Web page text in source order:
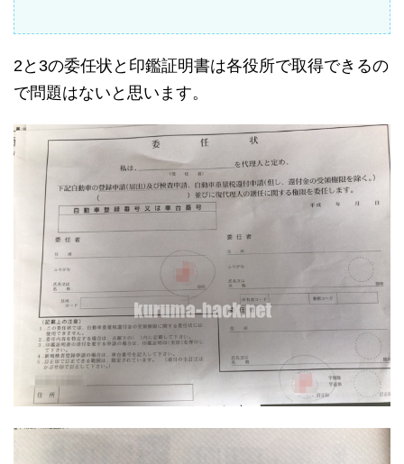
2と3の委任状と印鑑証明書は各役所で取得できるの
で問題はないと思います。